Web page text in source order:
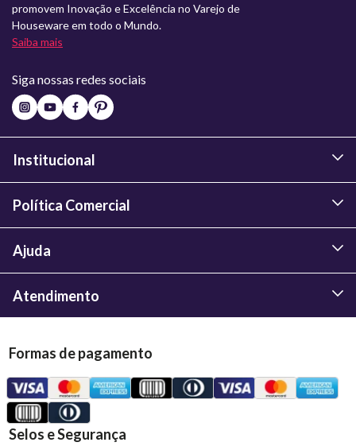
promovem Inovação e Excelência no Varejo de
Houseware em todo o Mundo.
Saiba mais
Siga nossas redes sociais
Institucional
Política Comercial
Ajuda
Atendimento
Formas de pagamento
Selos e Segurança